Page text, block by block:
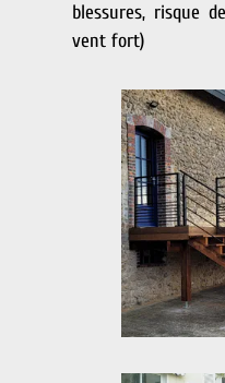
blessures, risque
vent fort)